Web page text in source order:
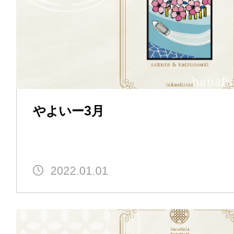
やよいー3月
2022.01.01